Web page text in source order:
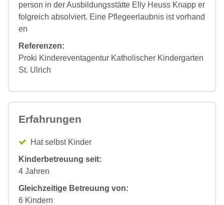
person in der Ausbildungsstätte Elly Heuss Knapp er
folgreich absolviert. Eine Pflegeerlaubnis ist vorhand
en
Referenzen:
Proki Kindereventagentur Katholischer Kindergarten
St. Ulrich
Erfahrungen
Hat selbst Kinder
Kinderbetreuung seit:
4 Jahren
Gleichzeitige Betreuung von:
6 Kindern